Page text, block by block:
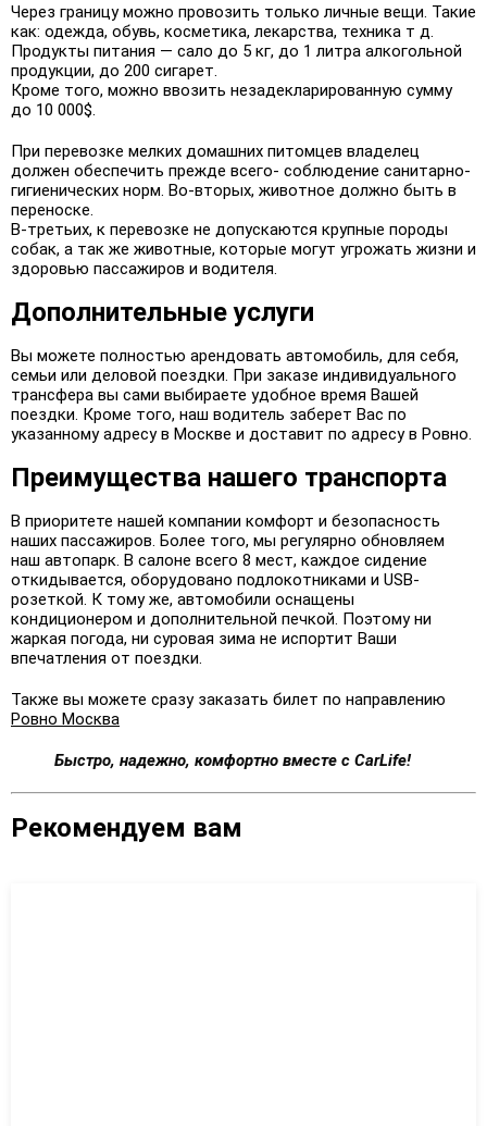
Через границу можно провозить только личные вещи. Такие
как: одежда, обувь, косметика, лекарства, техника т д.
Продукты питания — сало до 5 кг, до 1 литра алкогольной
продукции, до 200 сигарет.
Кроме того, можно ввозить незадекларированную сумму
до 10 000$.
При перевозке мелких домашних питомцев владелец
должен обеспечить прежде всего- соблюдение санитарно-
гигиенических норм. Во-вторых, животное должно быть в
переноске.
В-третьих, к перевозке не допускаются крупные породы
собак, а так же животные, которые могут угрожать жизни и
здоровью пассажиров и водителя.
Дополнительные услуги
Вы можете полностью арендовать автомобиль, для себя,
семьи или деловой поездки. При заказе индивидуального
трансфера вы сами выбираете удобное время Вашей
поездки. Кроме того, наш водитель заберет Вас по
указанному адресу в Москве и доставит по адресу в Ровно.
Преимущества нашего транспорта
В приоритете нашей компании комфорт и безопасность
наших пассажиров. Более того, мы регулярно обновляем
наш автопарк. В салоне всего 8 мест, каждое сидение
откидывается, оборудовано подлокотниками и USB-
розеткой. К тому же, автомобили оснащены
кондиционером и дополнительной печкой. Поэтому ни
жаркая погода, ни суровая зима не испортит Ваши
впечатления от поездки.
Также вы можете сразу заказать билет по направлению
Ровно Москва
Быстро, надежно, комфортно вместе с CarLife!
Рекомендуем вам